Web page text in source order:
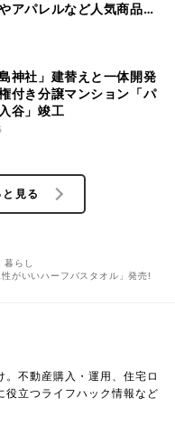
アパレルなど人気商品も
神社」建替えと一体開発
付き分譲マンション「パ
谷」竣工
見る
暮らし
がいいハーフバスタオル」発売!
不動産購入・運用、住宅ロ
役立つライフハック情報など